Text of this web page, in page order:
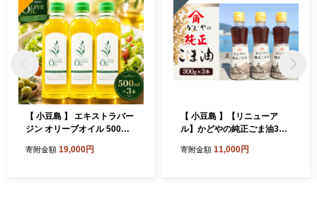
【 小豆島 】 エキストラバー
ジン オリーブオイル 500ml
油 パスタ サラダ ドレッシン
寄附金額 19,000円
【 小豆島 】【リニューア
ル】かどやの純正ごま油300
ジナルラベル 食用油 調味料
寄附金額 11,000円